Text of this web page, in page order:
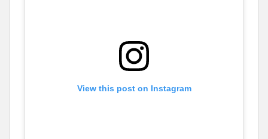
View this post on Instagram